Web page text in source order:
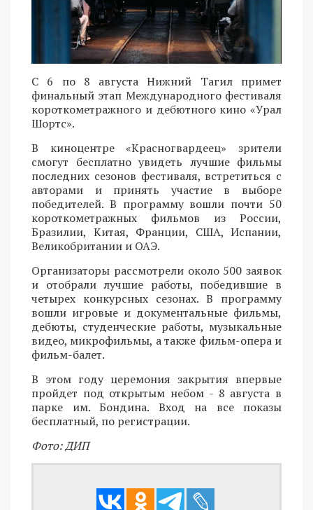
С 6 по 8 августа Нижний Тагил примет
финальный этап Международного фестиваля
короткометражного и дебютного кино «Урал
Шортс».
В киноцентре «Красногвардеец» зрители
смогут бесплатно увидеть лучшие фильмы
последних сезонов фестиваля, встретиться с
авторами и принять участие в выборе
победителей. В программу вошли почти 50
короткометражных фильмов из России,
Бразилии, Китая, Франции, США, Испании,
Великобритании и ОАЭ.
Организаторы рассмотрели около 500 заявок
и отобрали лучшие работы, победившие в
четырех конкурсных сезонах. В программу
вошли игровые и документальные фильмы,
дебюты, студенческие работы, музыкальные
видео, микрофильмы, а также фильм-опера и
фильм-балет.
В этом году церемония закрытия впервые
пройдет под открытым небом - 8 августа в
парке им. Бондина. Вход на все показы
бесплатный, по регистрации.
Фото: ДИП